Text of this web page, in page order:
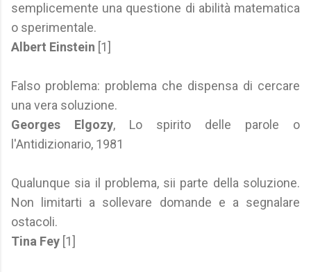
semplicemente una questione di abilità matematica
o sperimentale.
Albert Einstein [1]
Falso problema: problema che dispensa di cercare
una vera soluzione.
Georges Elgozy, Lo spirito delle parole o
l'Antidizionario, 1981
Qualunque sia il problema, sii parte della soluzione.
Non limitarti a sollevare domande e a segnalare
ostacoli.
Tina Fey [1]